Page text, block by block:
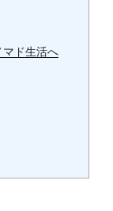
マド生活へ